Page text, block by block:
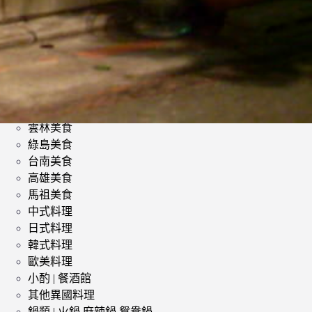
影評 | 電影感想
食記
台北美食
台中美食
宜蘭美食
苗栗美食
雲林美食
綠島美食
台南美食
高雄美食
馬祖美食
中式料理
日式料理
韓式料理
歐美料理
小酌 | 餐酒館
其他異國料理